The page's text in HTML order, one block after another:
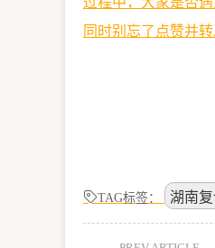
同时别忘了点赞并转
TAG标签： 湖南